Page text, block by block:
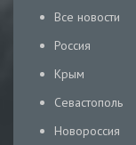
Все новости
Россия
Крым
Севастополь
Новороссия